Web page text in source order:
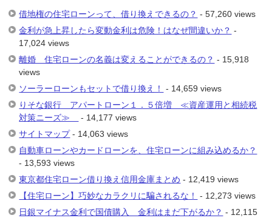
借地権の住宅ローンって、借り換えできるの？ - 57,260 views
金利が急上昇したら変動金利は危険！はなぜ間違いか？ -
17,024 views
離婚 住宅ローンの名義は変えることができるの？ - 15,918
views
ソーラーローンもセットで借り換え！
- 14,659 views
りそな銀行 アパートローン１．５倍増 ≪資産運用と相続税
対策ニーズ≫
- 14,177 views
サイトマップ- 14,063 views
自動車ローンやカードローンを、住宅ローンに組み込めるか？
- 13,593 views
東京都住宅ローン借り換え信用金庫まとめ - 12,419 views
【住宅ローン】巧妙なカラクリに騙されるな！
- 12,273 views
日銀マイナス金利で国債購入 金利はまだ下がるか？ - 12,115